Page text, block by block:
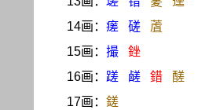
14画： 瘥 磋
蔖
15画： 撮
銼
16画： 蹉 鹾 錯
醝
17画： 鎈